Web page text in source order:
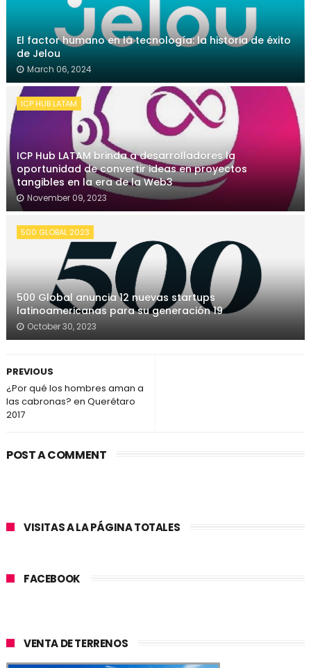
El factor humano en la tecnología: la historia de éxito
de Jelou
March 06, 2024
ICP HUB LATAM
ICP Hub LATAM brinda a desarrolladores la
oportunidad de convertir ideas en proyectos
tangibles en la era de la Web3
November 09, 2023
500 GLOBAL 2023
500 Global anuncia 12 nuevas startups
latinoamericanas para su generación 19
October 30, 2023
PREVIOUS
¿Por qué los hombres aman a
las cabronas? en Querétaro
2017
POST A COMMENT
VISITAS A LA PÁGINA TOTALES
FACEBOOK
VENTA DE TERRENOS